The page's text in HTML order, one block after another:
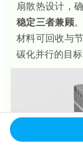
扇散热设计，
稳定三者兼顾
材料可回收与
碳化并行的目标